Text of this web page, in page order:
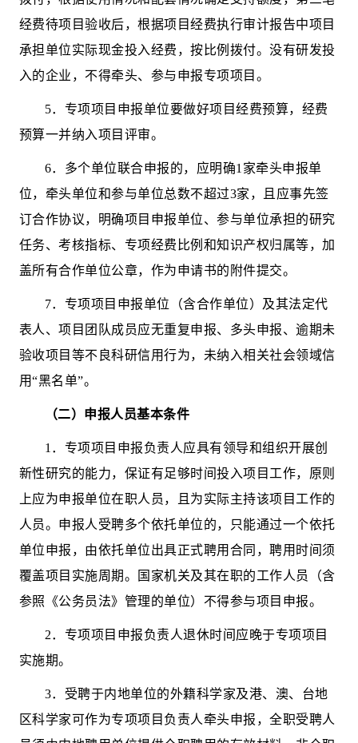
经费待项目验收后，根据项目经费执行审计报告中项目
承担单位实际现金投入经费 ，按比例拨付。没有研发投
入的企业，不得牵头、 参与申报专项项目 。
5． 专项项目 申报单位要做好项目经费预算，经费
预算一并纳入项目评审。
6．多个单位联合申报的，应明确1 家牵头申报单
位，牵头单位和参与单位总数不超过3家，且应事先签
订合作协议，明确项目申报单位、参与单位承担的研究
任务、考核指标、专项经费比例和知识产权归属等，加
盖所有合作单位公章， 作为申请书的附件提交。
7． 专项项目申报单位（含合作单位）及其法定代
表人、项目团队成员应无重复申报、多头申报、逾期未
验收项目等不良科研信用行为，未纳入相关社会领域信
用“黑名单”。
（二）申报人员基本条件
1 ． 专项项目申报负责人应具有领导和组织开展创
新性研究的能力，保证有足够时间投入项目工作，原则
上应为申报单位在职人员，且为实际主持该项目工作的
人员。 申报人受聘多个依托单位的，只能通过一个依托
单位申报，由依托单位出具正式聘用合同，聘用时间须
覆盖项目实施周期。
国家机关及其在职的工作人员（含
参照《公务员法》管理的单位）不得参与项目申报。
2． 专项项目申报负责人退休时间应晚于专项项目
实施期。
3．受聘于内地单位的外籍科学家及港、澳、台地
区科学家可作为专项项目 负责人牵头申报 ，全职受聘人